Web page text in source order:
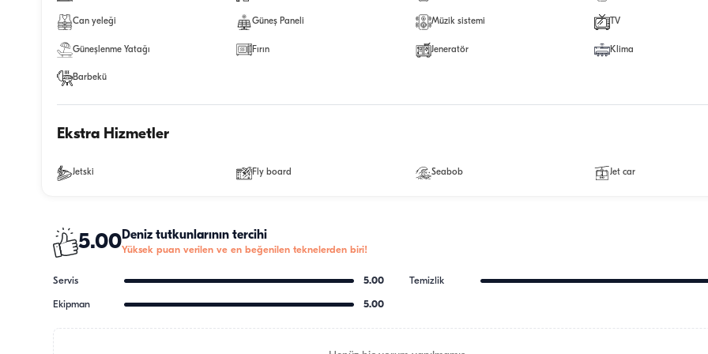
Can yeleği Güneş Paneli Müzik sistemi TV
Güneşlenme Yatağı Fırın Jeneratör Klima
Barbekü
Ekstra Hizmetler
Jetski Fly board Seabob Jet car
5.00Deniz tutkunlarının tercihi
Yüksek puan verilen ve en beğenilen teknelerden biri!
Servis 5.00 Temizlik
Ekipman 5.00